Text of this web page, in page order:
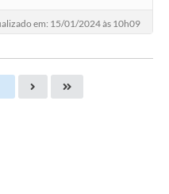
em: 15/01/2024 às 10h09